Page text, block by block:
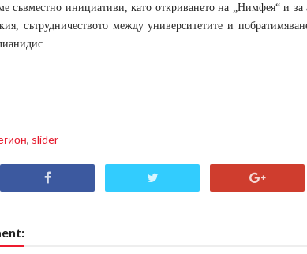
съвместно инициативи, като откриването на Нимфея“и за
сътрудничеството между университетите и
, slider